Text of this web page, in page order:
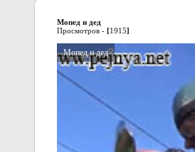
Мопед и дед
Просмотров - [1915]
Мопед и дед